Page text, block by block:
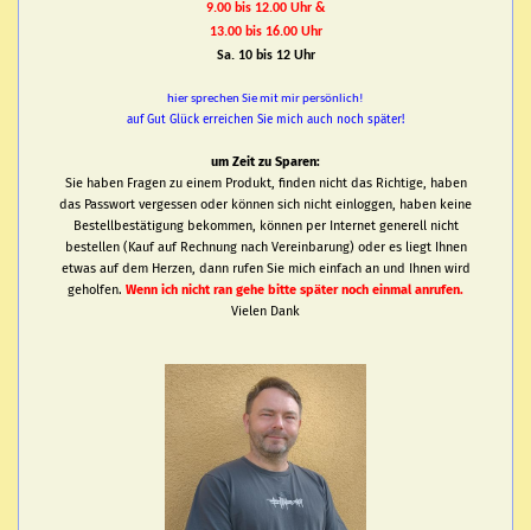
9.00 bis 12.00 Uhr &
13.00 bis 16.00 Uhr
Sa. 10 bis 12 Uhr
hier sprechen Sie mit mir persönlich!
auf Gut Glück erreichen Sie mich auch noch später!
um Zeit zu Sparen:
Sie haben Fragen zu einem Produkt, finden nicht das Richtige, haben
das Passwort vergessen oder können sich nicht einloggen, haben keine
Bestellbestätigung bekommen, können per Internet generell nicht
bestellen (Kauf auf Rechnung nach Vereinbarung) oder es liegt Ihnen
etwas auf dem Herzen, dann rufen Sie mich einfach an und Ihnen wird
geholfen. Wenn ich nicht ran gehe bitte später noch einmal anrufen.
Vielen Dank